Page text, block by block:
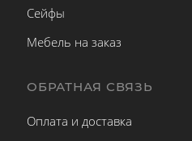
Сейфы
Мебель на заказ
ОБРАТНАЯ СВЯЗЬ
Оплата и доставка